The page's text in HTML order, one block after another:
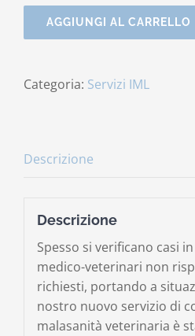
AGGIUNGI AL CARRELLO
Categoria: Servizi IML
Descrizione
Descrizione
Spesso si verificano casi
medico-veterinari non
richiesti, portando a
nostro nuovo servizio di
malasanità veterinaria è